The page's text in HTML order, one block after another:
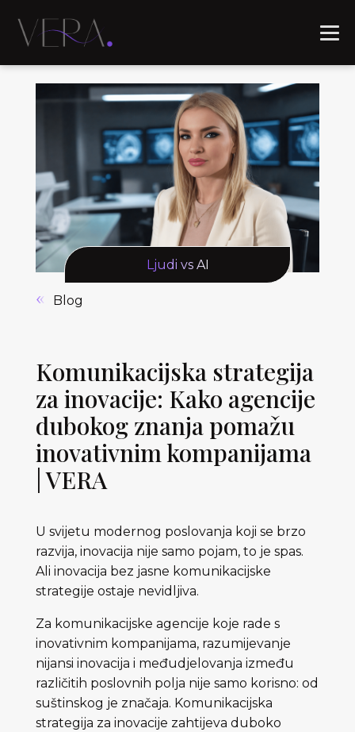
Ljudi vs AI
Blog
Komunikacijska strategija
za inovacije: Kako agencije
dubokog znanja pomažu
inovativnim kompanijama
| VERA
U svijetu modernog poslovanja koji se brzo
razvija, inovacija nije samo pojam, to je spas.
Ali inovacija bez jasne komunikacijske
strategije ostaje nevidljiva.
Za komunikacijske agencije koje rade s
inovativnim kompanijama, razumijevanje
nijansi inovacija i međudjelovanja između
različitih poslovnih polja nije samo korisno: od
suštinskog je značaja. Komunikacijska
strategija za inovacije zahtijeva duboko